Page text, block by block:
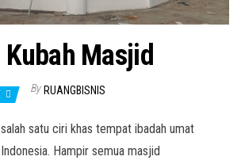
Masjid
By RUANGBISNIS
satu ciri khas tempat ibadah umat
Hampir semua masjid